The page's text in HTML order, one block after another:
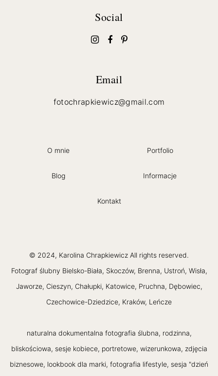
Social
Email
fotochrapkiewicz@gmail.com
O mnie Portfolio
Blog Informacje
Kontakt
© 2024, Karolina Chrapkiewicz All rights reserved.
Fotograf ślubny Bielsko-Biała, Skoczów, Brenna, Ustroń, Wisła,
Jaworze, Cieszyn, Chałupki, Katowice, Pruchna, Dębowiec,
Czechowice-Dziedzice, Kraków, Leńcze
naturalna dokumentalna fotografia ślubna, rodzinna,
bliskościowa, sesje kobiece, portretowe, wizerunkowa, zdjęcia
biznesowe, lookbook dla marki, fotografia lifestyle, sesja "dzień